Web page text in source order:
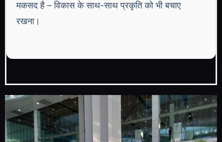
मकसद है – विकास के साथ-साथ प्रकृति को भी बचाए
रखना।